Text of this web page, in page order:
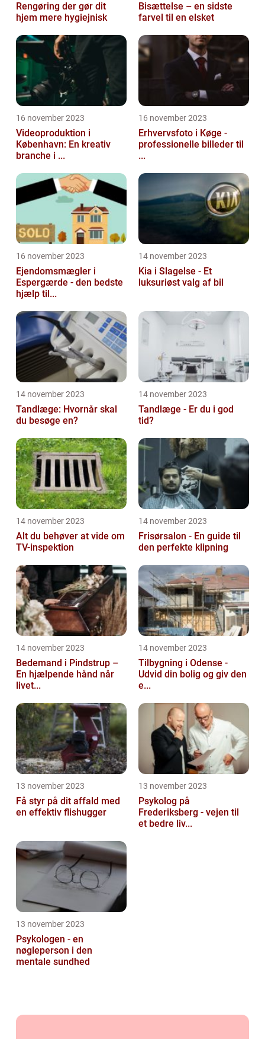
Rengøring der gør dit
hjem mere hygiejnisk
Bisættelse – en sidste
farvel til en elsket
16 november 2023
Videoproduktion i
København: En kreativ
branche i ...
16 november 2023
Erhvervsfoto i Køge -
professionelle billeder til
...
16 november 2023
Ejendomsmægler i
Espergærde - den bedste
hjælp til...
14 november 2023
Kia i Slagelse - Et
luksuriøst valg af bil
14 november 2023
Tandlæge: Hvornår skal
du besøge en?
14 november 2023
Tandlæge - Er du i god
tid?
14 november 2023
Alt du behøver at vide om
TV-inspektion
14 november 2023
Frisørsalon - En guide til
den perfekte klipning
14 november 2023
Bedemand i Pindstrup –
En hjælpende hånd når
livet...
14 november 2023
Tilbygning i Odense -
Udvid din bolig og giv den
e...
13 november 2023
Få styr på dit affald med
en effektiv flishugger
13 november 2023
Psykolog på
Frederiksberg - vejen til
et bedre liv...
13 november 2023
Psykologen - en
nøgleperson i den
mentale sundhed